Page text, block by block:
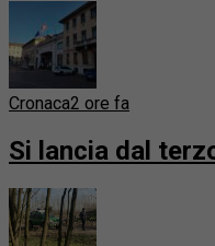
Cronaca2 ore fa
Si lancia dal